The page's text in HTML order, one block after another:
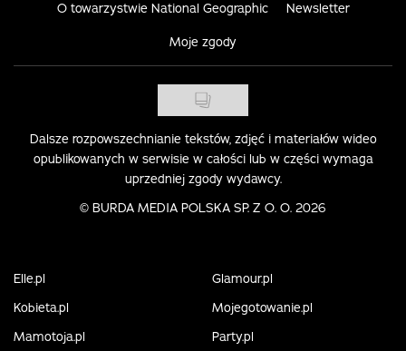
O towarzystwie National Geographic Newsletter
Moje zgody
Dalsze rozpowszechnianie tekstów, zdjęć i materiałów wideo
opublikowanych w serwisie w całości lub w części wymaga
uprzedniej zgody wydawcy.
© BURDA MEDIA POLSKA SP. Z O. O. 2026
Elle.pl
Glamour.pl
Kobieta.pl
Mojegotowanie.pl
Mamotoja.pl
Party.pl